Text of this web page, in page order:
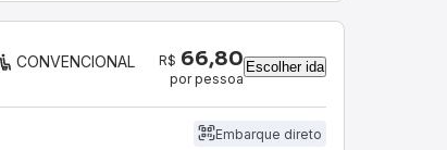
CONVENCIONAL R$ 66,80
por pessoa
Escolher ida
Embarque direto